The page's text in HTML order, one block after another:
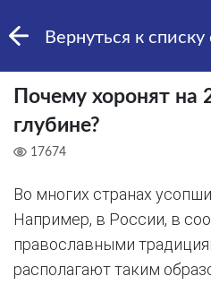
Вернуться к списку
Почему хоронят на
глубине?
17674
Во многих странах
Например, в России, в
православными
располагают таким